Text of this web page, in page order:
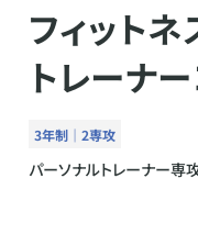
フィットネ
トレーナ
3年制｜2専攻
パーソナルトレーナー専